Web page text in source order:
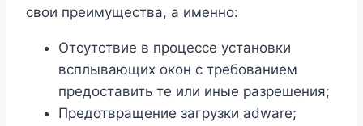
свои преимущества, а именно:
Отсутствие в процессе установки
всплывающих окон с требованием
предоставить те или иные разрешения;
Предотвращение загрузки adware;